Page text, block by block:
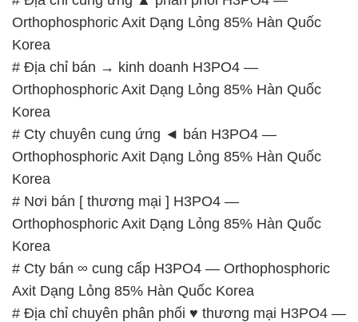
# Địa chỉ chuyên phân phối ♥ thương mại H3PO4 —
Orthophosphoric Axit Dạng Lỏng 85% Hàn Quốc
Korea
# Cty chuyên cung cấp ♦ bán H3PO4 —
Orthophosphoric Axit Dạng Lỏng 85% Hàn Quốc
Korea
📞PHÒNG KINH DOANH – CÔNG TY HÓA CHẤT
ĐẮC TRƯỜNG PHÁT🌐
🌐 Website: https://hoachatdetnhuom.com/
📞 Hotline:
– 0933.920.505 – 028.3504.5555